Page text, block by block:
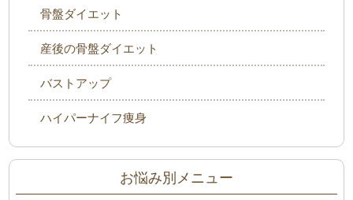
骨盤ダイエット
産後の骨盤ダイエット
バストアップ
ハイパーナイフ痩身
お悩み別メニュー